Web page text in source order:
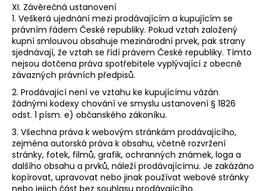
XI. Závěrečná ustanovení
1. Veškerá ujednání mezi prodávajícím a kupujícím se
právním řádem České republiky. Pokud vztah založený
kupní smlouvou obsahuje mezinárodní prvek, pak strany
sjednávají, že vztah se řídí právem České republiky. Tímto
nejsou dotčena práva spotřebitele vyplývající z obecně
závazných právních předpisů.
2. Prodávající není ve vztahu ke kupujícímu vázán
žádnými kodexy chování ve smyslu ustanovení § 1826
odst. 1 písm. e) občanského zákoníku.
3. Všechna práva k webovým stránkám prodávajícího,
zejména autorská práva k obsahu, včetně rozvržení
stránky, fotek, filmů, grafik, ochranných známek, loga a
dalšího obsahu a prvků, náleží prodávajícímu. Je zakázáno
kopírovat, upravovat nebo jinak používat webové stránky
nebo jejich část bez souhlasu prodávajícího.